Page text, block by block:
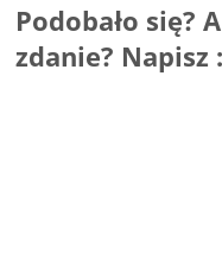
Podobało się?
zdanie? Napisz